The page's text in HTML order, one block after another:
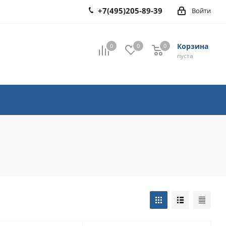
Войти
+7(495)205-89-39
0 0 Корзина
0
пуста
0